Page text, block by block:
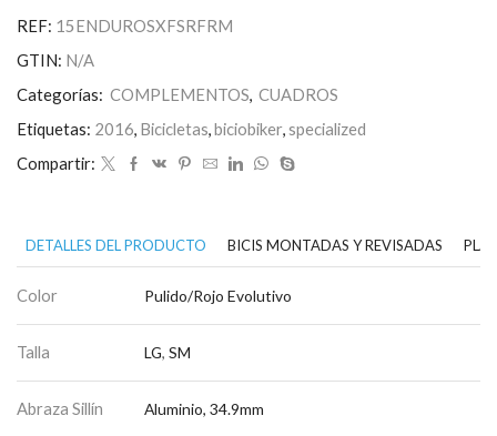
REF: 15ENDUROSXFSRFRM
GTIN: N/A
Categorías: COMPLEMENTOS, CUADROS
Etiquetas: 2016, Bicicletas,biciobiker,specialized
Compartir:
DETALLES DEL PRODUCTO BICIS MONTADAS Y REVISADAS
Color Pulido/Rojo Evolutivo
Talla LG, SM
Abraza Sillín Aluminio, 34.9mm